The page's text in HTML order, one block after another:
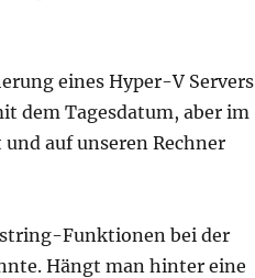
eines Hyper-V Servers
dem Tagesdatum, aber im
auf unseren Rechner
Funktionen bei der
Hängt man hinter eine